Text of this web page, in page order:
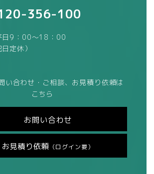
356-100
9：00～18：00
定休）
い合わせ・ご相談、お見積り依頼は
こちら
お問い合わせ
お見積り依頼 （ログイン要）